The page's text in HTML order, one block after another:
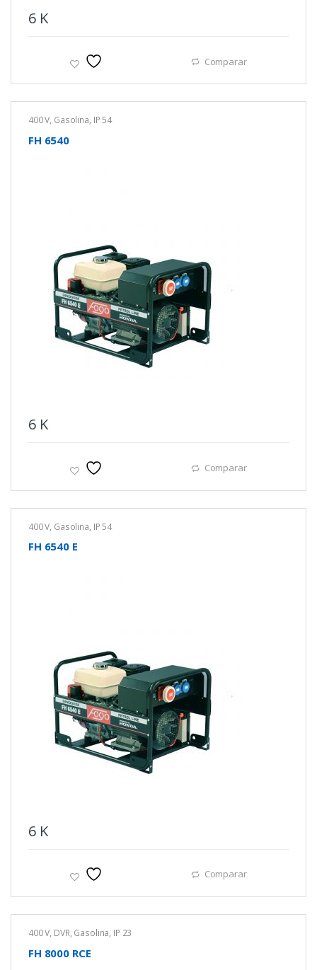
6 K
Comparar
400 V, Gasolina, IP 54
FH 6540
6 K
Comparar
400 V, Gasolina, IP 54
FH 6540 E
6 K
Comparar
400 V, DVR, Gasolina, IP 23
FH 8000 RCE